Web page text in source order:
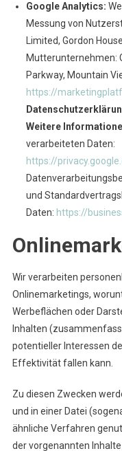
Google Analytics:
Messung von
Limited, Gordon
Mutterunternehmen:
Parkway, Mountain
https://
Weitere
verarbeiteten Daten:
https://
und
Daten: https://
Wir verarbeiten
Onlinemarketings,
Werbeflächen oder
Inhalten
potentieller Interessen
Effektivität fallen kann.
Zu diesen Zwecken
und in einer Datei
ähnliche Verfahren
der vorgenannten